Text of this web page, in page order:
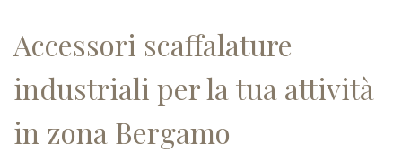
Accessori scaffalature
industriali per la tua attività
in zona Bergamo